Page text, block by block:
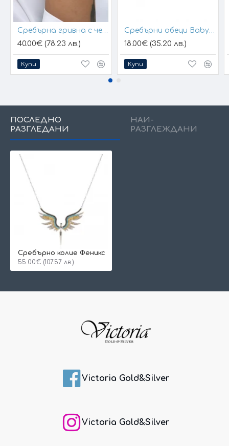
Сребърна гривна с черен конец и позлатени топчета
40.00€ (78.23 лв.)
Купи
Сребърни обеци Baby Hands
18.00€ (35.20 лв.)
Купи
ПОСЛЕДНО
РАЗГЛЕДАНИ
НАЙ-
РАЗГЛЕЖДАНИ
Сребърно колие Феникс
55.00€ (107.57 лв.)
Victoria Gold&Silver
Victoria Gold&Silver